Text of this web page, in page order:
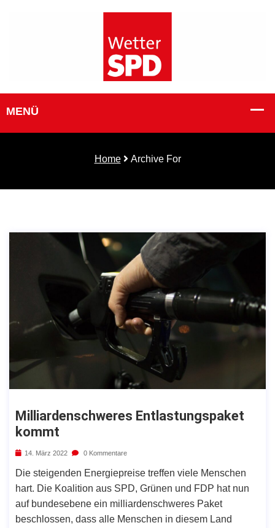
Home Archive For
Milliardenschweres Entlastungspaket
kommt
14. März 2022 0 Kommentare
Die steigenden Energiepreise treffen viele Menschen
hart. Die Koalition aus SPD, Grünen und FDP hat nun
auf bundesebene ein milliardenschweres Paket
beschlossen, dass alle Menschen in diesem Land